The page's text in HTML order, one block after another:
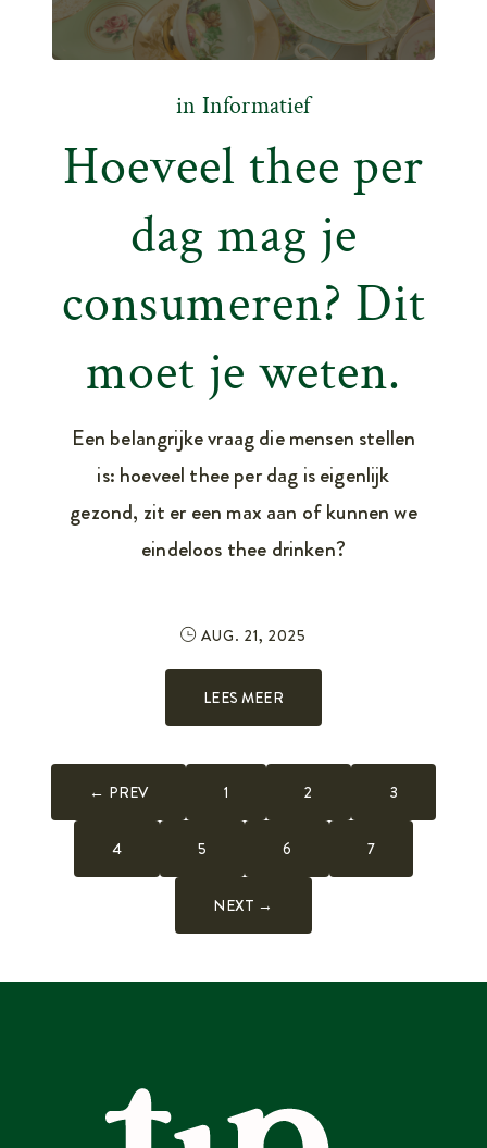
in Informatief
Hoeveel thee per
dag mag je
consumeren? Dit
moet je weten.
Een belangrijke vraag die mensen stellen
is: hoeveel thee per dag is eigenlijk
gezond, zit er een max aan of kunnen we
eindeloos thee drinken?
AUG. 21, 2025
LEES MEER
← PREV 1 2 3
4 5 6 7
NEXT →